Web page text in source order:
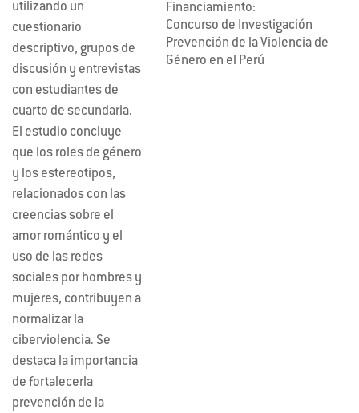
utilizando un
cuestionario
descriptivo, grupos de
discusión y entrevistas
con estudiantes de
cuarto de secundaria.
El estudio concluye
que los roles de género
y los estereotipos,
relacionados con las
creencias sobre el
amor romántico y el
uso de las redes
sociales por hombres y
mujeres, contribuyen a
normalizar la
ciberviolencia. Se
destaca la importancia
de fortalecerla
prevención de la
Financiamiento:
Concurso de Investigación
Prevención de la Violencia de
Género en el Perú